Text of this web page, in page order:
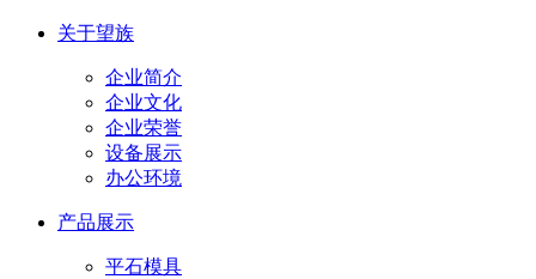
关于望族
企业简介
企业文化
企业荣誉
设备展示
办公环境
产品展示
平石模具